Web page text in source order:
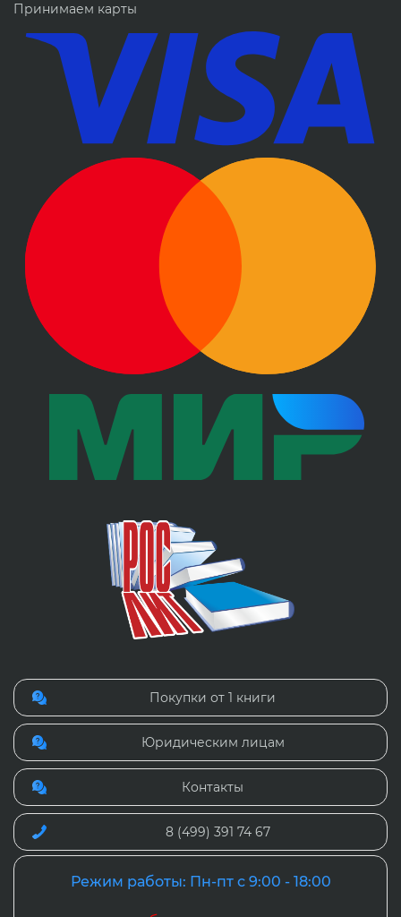
Принимаем карты
Покупки от 1 книги
Юридическим лицам
Контакты
8 (499) 391 74 67
Режим работы: Пн-пт с 9:00 - 18:00